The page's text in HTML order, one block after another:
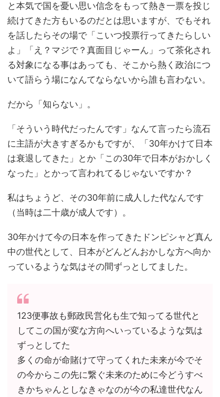
と本気で国を憂い思い信念をもって熱き一票を投じ
続けてきた方もいるのだとは思いますが、でもそれ
を話したらその場で「こいつ投票行ってきたらしい
よ」「え？マジで？真面目じゃーん」って茶化され
る対象になる事はあっても、そこから熱く政治につ
いて語らう場になんてならないから誰も言わない。
だから「知らない」。
「そういう時代だったんです」なんて言ったら流石
に主語が大きすぎるかもですが、「30年かけて日本
は衰退してきた」とか「この30年で日本がおかしく
なった」とかって言われてるじゃないですか？
私はちょうど、その30年前に成人した代なんです
（当時は二十歳が成人です）。
30年かけて今の日本を作ってきたドンピシャど真ん
中の世代として、日本がどんどんおかしな方へ向か
っているような気はその間ずっとしてました。
123便事故も郵政民営化も生で知ってる世代と
してこの国が変な方向へいっているような気は
ずっとしてた
多くの命が命賭けて守ってくれた未来が今でそ
の今からこの先に繋ぐ未来のために今どうすべ
きかちゃんとしなきゃなのが今の私達世代なん